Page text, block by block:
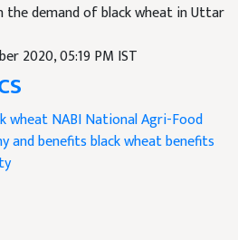
the demand of black wheat in Uttar
2020, 05:19 PM IST
wheatNABI National Agri-Food
and benefitsblack wheat benefits